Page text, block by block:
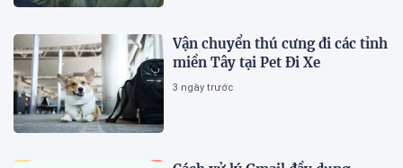
Vận chuyển thú cưng đi các tỉnh
miền Tây tại Pet Đi Xe
3 ngày trước